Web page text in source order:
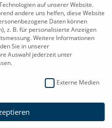
auf unserer Website.
andere uns helfen, diese Website
Daten können
z. B. für personalisierte Anzeigen
Weitere Informationen
Sie in unserer
Auswahl jederzeit unter
Externe Medien